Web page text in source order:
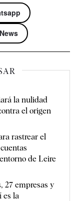
la nulidad
el origen
rastrear el
de Leire
27 empresas y
es la